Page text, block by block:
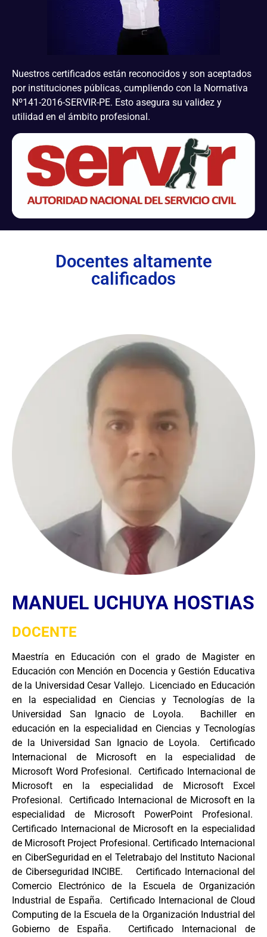
Nuestros certificados están reconocidos y son aceptados
por instituciones públicas, cumpliendo con la Normativa
Nº141-2016-SERVIR-PE. Esto asegura su validez y
utilidad en el ámbito profesional.
Docentes altamente
calificados
MANUEL UCHUYA HOSTIAS
DOCENTE
Maestría en Educación con el grado de Magister en
Educación con Mención en Docencia y Gestión Educativa
de la Universidad Cesar Vallejo. Licenciado en Educación
en la especialidad en Ciencias y Tecnologías de la
Universidad San Ignacio de Loyola. Bachiller en
educación en la especialidad en Ciencias y Tecnologías
de la Universidad San Ignacio de Loyola. Certificado
Internacional de Microsoft en la especialidad de
Microsoft Word Profesional. Certificado Internacional de
Microsoft en la especialidad de Microsoft Excel
Profesional. Certificado Internacional de Microsoft en la
especialidad de Microsoft PowerPoint Profesional.
Certificado Internacional de Microsoft en la especialidad
de Microsoft Project Profesional. Certificado Internacional
en CiberSeguridad en el Teletrabajo del Instituto Nacional
de Ciberseguridad INCIBE. Certificado Internacional del
Comercio Electrónico de la Escuela de Organización
Industrial de España. Certificado Internacional de Cloud
Computing de la Escuela de la Organización Industrial del
Gobierno de España. Certificado Internacional de